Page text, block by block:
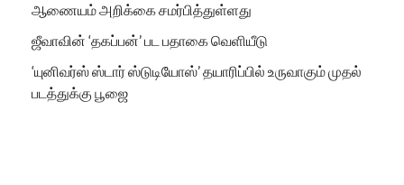
ஆணையம் அறிக்கை சமர்பித்துள்ளது
ஜீவாவின் ‘தகப்பன்’ பட பதாகை வெளியீடு
‘யுனிவர்ஸ் ஸ்டார் ஸ்டுடியோஸ்’ தயாரிப்பில் உருவாகும் முதல்
படத்துக்கு பூஜை